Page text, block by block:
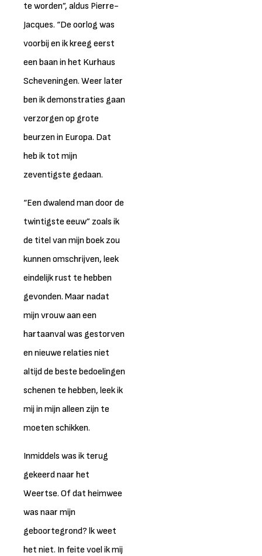
te worden”, aldus Pierre-
Jacques. “De oorlog was
voorbij en ik kreeg eerst
een baan in het Kurhaus
Scheveningen. Weer later
ben ik demonstraties gaan
verzorgen op grote
beurzen in Europa. Dat
heb ik tot mijn
zeventigste gedaan.
“Een dwalend man door de
twintigste eeuw” zoals ik
de titel van mijn boek zou
kunnen omschrijven, leek
eindelijk rust te hebben
gevonden. Maar nadat
mijn vrouw aan een
hartaanval was gestorven
en nieuwe relaties niet
altijd de beste bedoelingen
schenen te hebben, leek ik
mij in mijn alleen zijn te
moeten schikken.
Inmiddels was ik terug
gekeerd naar het
Weertse. Of dat heimwee
was naar mijn
geboortegrond? lk weet
het niet. In feite voel ik mij